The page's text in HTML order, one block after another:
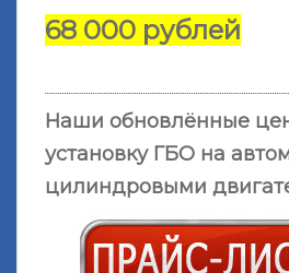
68 000 рублей
Наши обновлённые
установку ГБО на
цилиндровыми